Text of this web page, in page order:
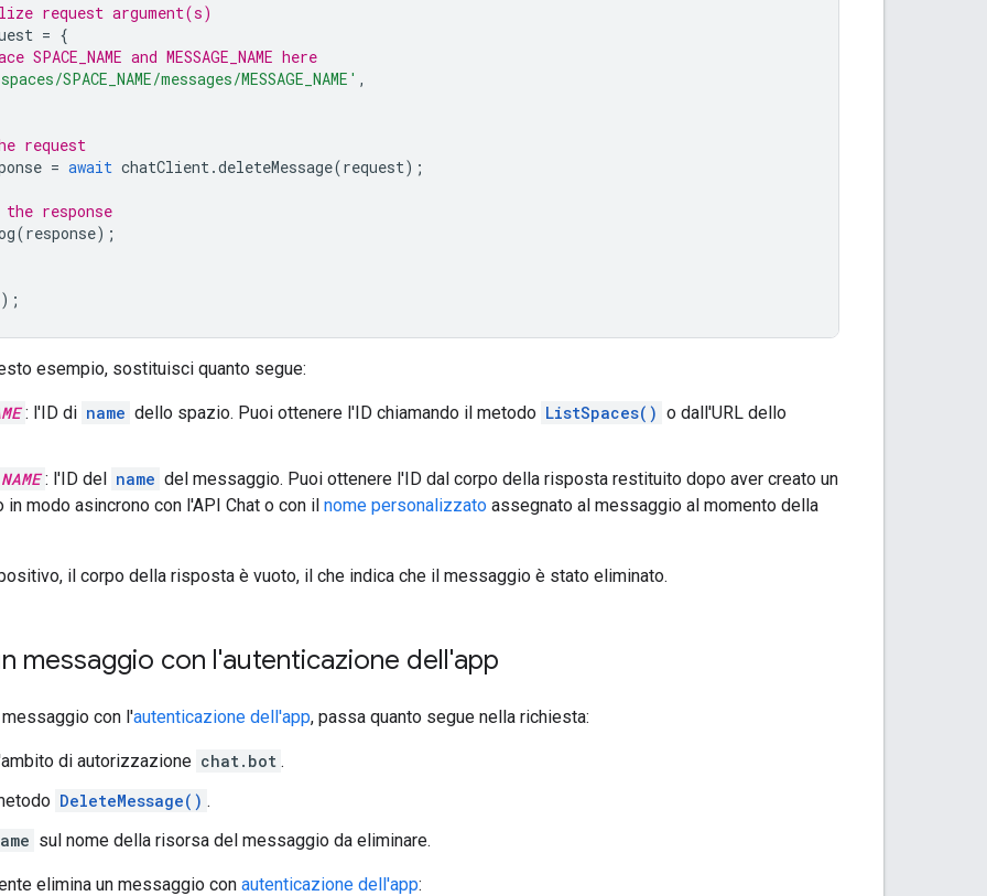
request argument(s)
= {
SPACE_NAME and MESSAGE_NAME here
SPACE_NAME/messages/MESSAGE_NAME' ,
request
= await chatClient.deleteMessage(request);
the response
(response);
esempio, sostituisci quanto segue:
: l'ID di name dello spazio. Puoi ottenere l'ID chiamando il metodo ListSpaces() o dall'URL dello
: l'ID del name del messaggio. Puoi ottenere l'ID dal corpo della risposta restituito dopo aver creato un
in modo asincrono con l'API Chat o con il nome personalizzato assegnato al messaggio al momento della
il corpo della risposta è vuoto, il che indica che il messaggio è stato eliminato.
messaggio con l'autenticazione dell'app
messaggio con l'autenticazione dell'app, passa quanto segue nella richiesta:
di autorizzazione chat.bot .
DeleteMessage() .
sul nome della risorsa del messaggio da eliminare.
elimina un messaggio con autenticazione dell'app: